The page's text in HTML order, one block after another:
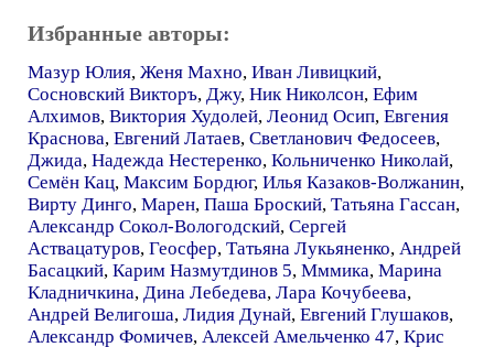
Избранные авторы:
Мазур Юлия, Женя Махно, Иван Ливицкий,
Сосновский Викторъ, Джу, Ник Николсон, Ефим
Алхимов, Виктория Худолей, Леонид Осип, Евгения
Краснова, Евгений Латаев, Светланович Федосеев,
Джида, Надежда Нестеренко, Кольниченко Николай,
Семён Кац, Максим Бордюг, Илья Казаков-Волжанин,
Вирту Динго, Марен, Паша Броский, Татьяна Гассан,
Александр Сокол-Вологодский, Сергей
Аствацатуров, Геосфер, Татьяна Лукьяненко, Андрей
Басацкий, Карим Назмутдинов 5, Мммика, Марина
Кладничкина, Дина Лебедева, Лара Кочубеева,
Андрей Велигоша, Лидия Дунай, Евгений Глушаков,
Александр Фомичев, Алексей Амельченко 47, Крис